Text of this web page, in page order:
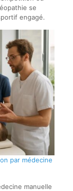
se
engagé.
par médecine
manuelle